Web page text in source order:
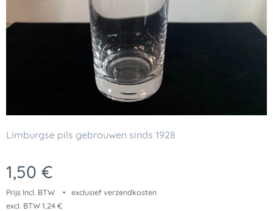
Limburgse pils gebrouwen sinds 1928
1,50 €
Prijs Incl. BTW
exclusief verzendkosten
excl. BTW 1,24 €